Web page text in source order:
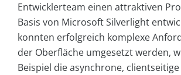
Entwicklerteam einen attraktiven
Basis von Microsoft Silverlight
konnten erfolgreich komplexe
der Oberfläche umgesetzt werden,
Beispiel die asynchrone,